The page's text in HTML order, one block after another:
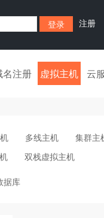
注册
名注册 虚拟主机 云
多线主机
集群主
双栈虚拟主机
据库